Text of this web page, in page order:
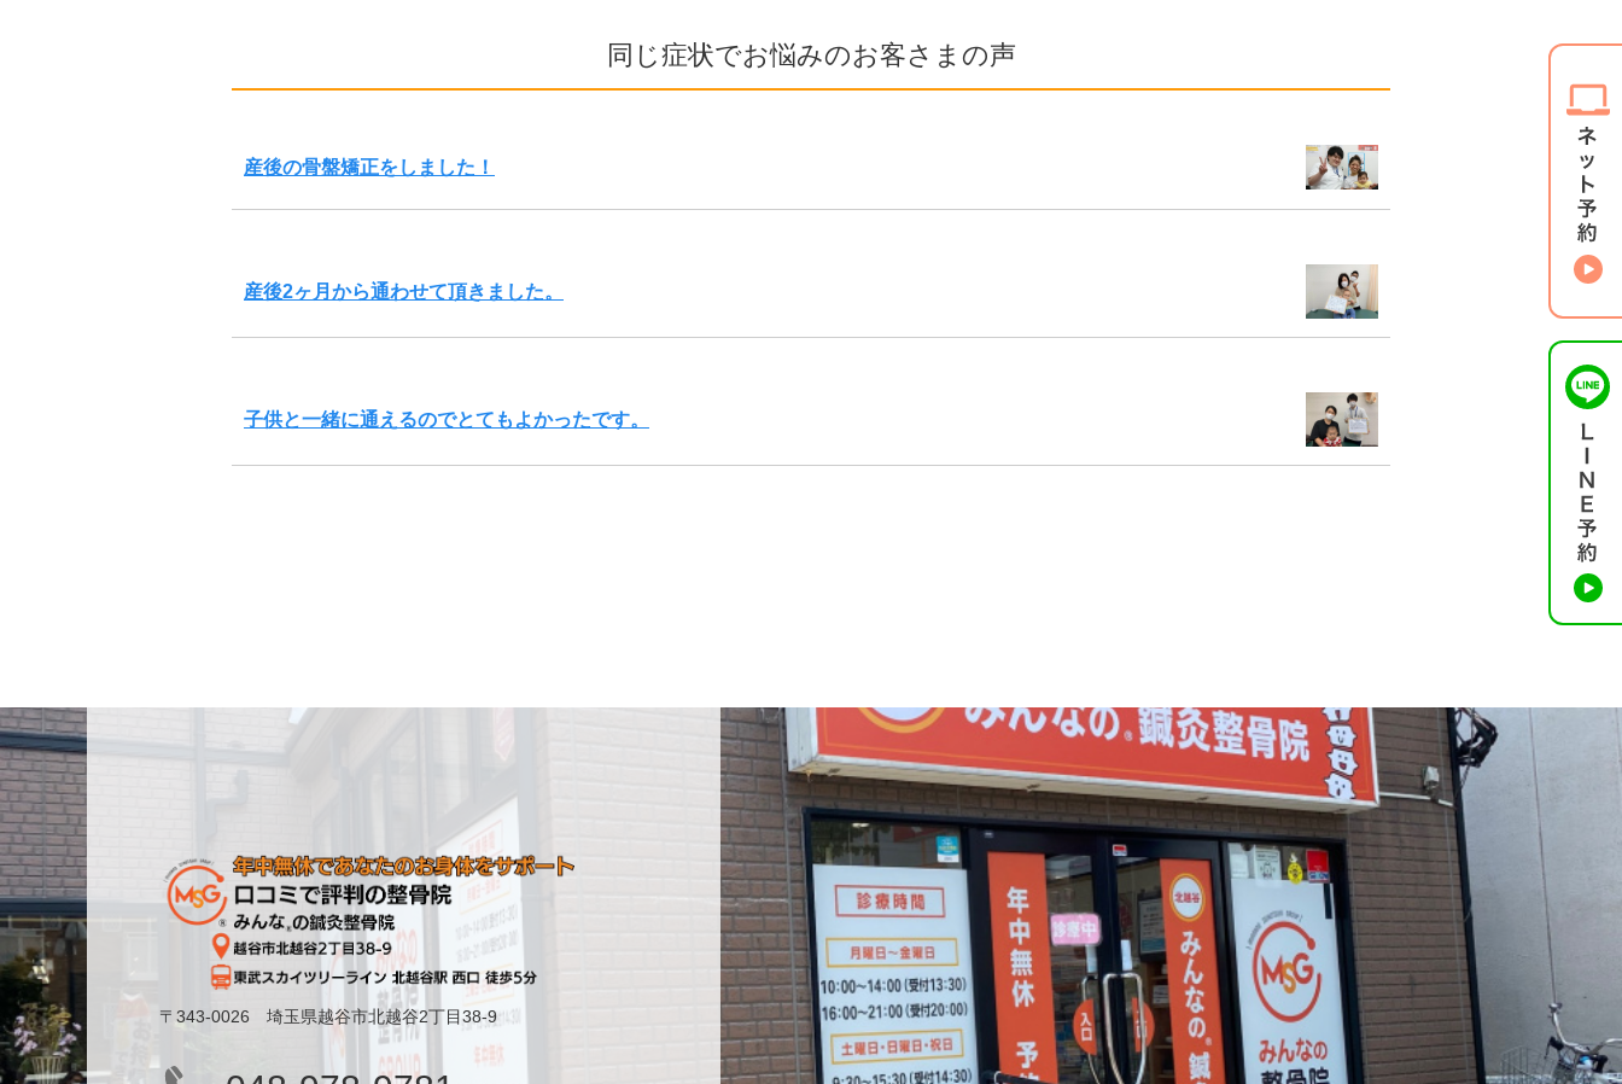
同じ症状でお悩みのお客さまの声
産後の骨盤矯正をしました！
産後2ヶ月から通わせて頂きました。
子供と一緒に通えるのでとてもよかったです。
〒343-0026 埼玉県越谷市北越谷2丁目38-9